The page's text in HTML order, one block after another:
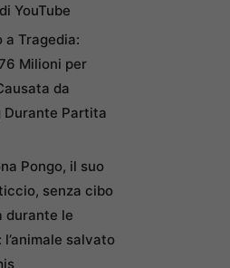
YouTube
a Tragedia:
Milioni per
da
Durante Partita
Pongo, il suo
senza cibo
durante le
salvato